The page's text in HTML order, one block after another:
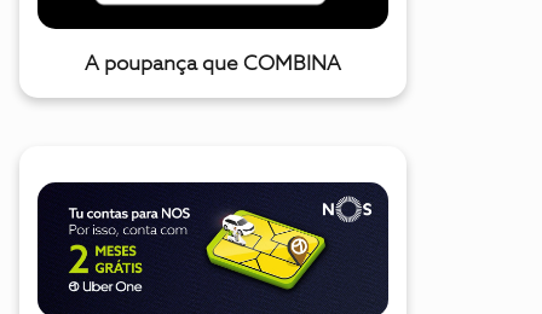
A poupança que COMBINA